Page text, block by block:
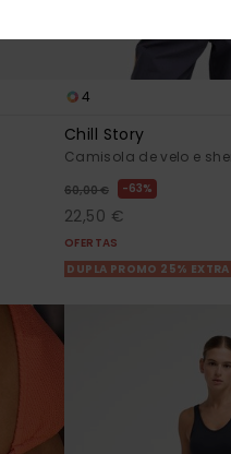
4
Chill Story
Camisola de velo e
60,00 € 63%
22,50 €
OFERTAS
DUPLA PROMO 25% EXTRA